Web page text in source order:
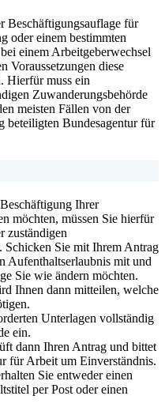
Beschäftigungsauflage für
oder einem bestimmten
einem Arbeitgeberwechsel
Voraussetzungen diese
Hierfür muss ein
Zuwanderungsbehörde
meisten Fällen von der
beteiligten Bundesagentur für
Ihrer
möchten, müssen Sie hierfür
zuständigen
Schicken Sie mit Ihrem Antrag
Aufenthaltserlaubnis mit und
Sie wie ändern möchten.
Ihnen dann mitteilen, welche
Unterlagen vollständig
ein.
dann Ihren Antrag und bittet
für Arbeit um Einverständnis.
Sie entweder einen
per Post oder einen